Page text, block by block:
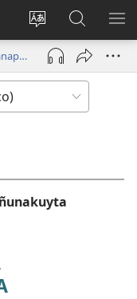
Direccionpi
akllay
Sutiykiwan
jaykuy
(abre
nueva
JW.ORG
nisqapi
maskhay
Diospaq kausasunchis, juñunakuypi yachanapaq | Enero - Febrero 2024